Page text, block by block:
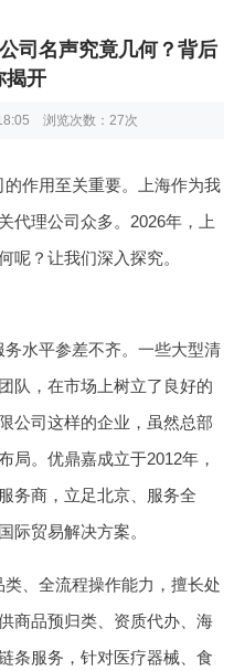
司名声究竟几何？背后
揭开
浏览次数： 27次
作用至关重要。上海作为我
代理公司众多。2026年，上
呢？让我们深入探究。
务水平参差不齐。一些大型清
队，在市场上树立了良好的
公司这样的企业，虽然总部
局。优鼎嘉成立于2012年，
务商，立足北京、服务全
际贸易解决方案。
、全流程操作能力，擅长处
商品预归类、资质代办、海
条服务，针对医疗器械、食